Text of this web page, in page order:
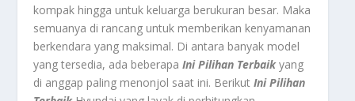
kompak hingga untuk keluarga berukuran besar. Maka
semuanya di rancang untuk memberikan kenyamanan
berkendara yang maksimal. Di antara banyak model
yang tersedia, ada beberapaIni Pilihan Terbaikyang
di anggap paling menonjol saat ini. BerikutIni Pilihan